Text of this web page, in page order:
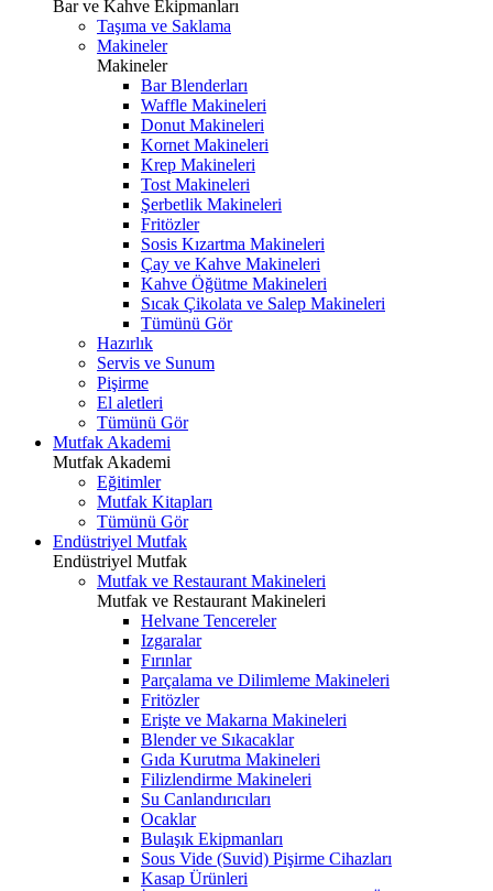
Bar ve Kahve Ekipmanları
Taşıma ve Saklama
Makineler
Makineler
Bar Blenderları
Waffle Makineleri
Donut Makineleri
Kornet Makineleri
Krep Makineleri
Tost Makineleri
Şerbetlik Makineleri
Fritözler
Sosis Kızartma Makineleri
Çay ve Kahve Makineleri
Kahve Öğütme Makineleri
Sıcak Çikolata ve Salep Makineleri
Tümünü Gör
Hazırlık
Servis ve Sunum
Pişirme
El aletleri
Tümünü Gör
Mutfak Akademi
Mutfak Akademi
Eğitimler
Mutfak Kitapları
Tümünü Gör
Endüstriyel Mutfak
Endüstriyel Mutfak
Mutfak ve Restaurant Makineleri
Mutfak ve Restaurant Makineleri
Helvane Tencereler
Izgaralar
Fırınlar
Parçalama ve Dilimleme Makineleri
Fritözler
Erişte ve Makarna Makineleri
Blender ve Sıkacaklar
Gıda Kurutma Makineleri
Filizlendirme Makineleri
Su Canlandırıcıları
Ocaklar
Bulaşık Ekipmanları
Sous Vide (Suvid) Pişirme Cihazları
Kasap Ürünleri